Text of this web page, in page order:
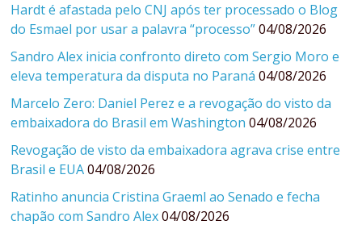
Hardt é afastada pelo CNJ após ter processado o Blog
do Esmael por usar a palavra “processo” 04/08/2026
Sandro Alex inicia confronto direto com Sergio Moro e
eleva temperatura da disputa no Paraná 04/08/2026
Marcelo Zero: Daniel Perez e a revogação do visto da
embaixadora do Brasil em Washington 04/08/2026
Revogação de visto da embaixadora agrava crise entre
Brasil e EUA 04/08/2026
Ratinho anuncia Cristina Graeml ao Senado e fecha
chapão com Sandro Alex 04/08/2026